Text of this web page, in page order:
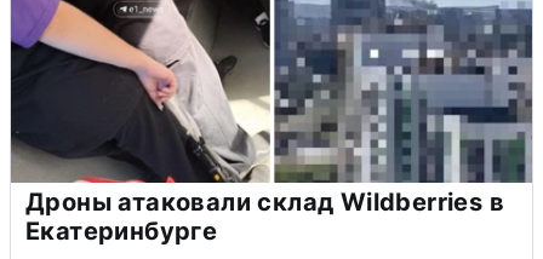
Дроны атаковали склад Wildberries в
Екатеринбурге